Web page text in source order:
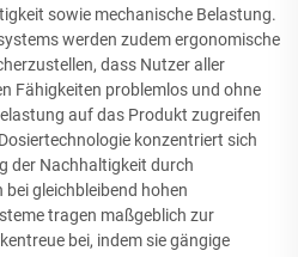
sowie mechanische Belastung.
werden zudem ergonomische
dass Nutzer aller
Fähigkeiten problemlos und ohne
auf das Produkt zugreifen
konzentriert sich
der Nachhaltigkeit durch
gleichbleibend hohen
tragen maßgeblich zur
bei, indem sie gängige